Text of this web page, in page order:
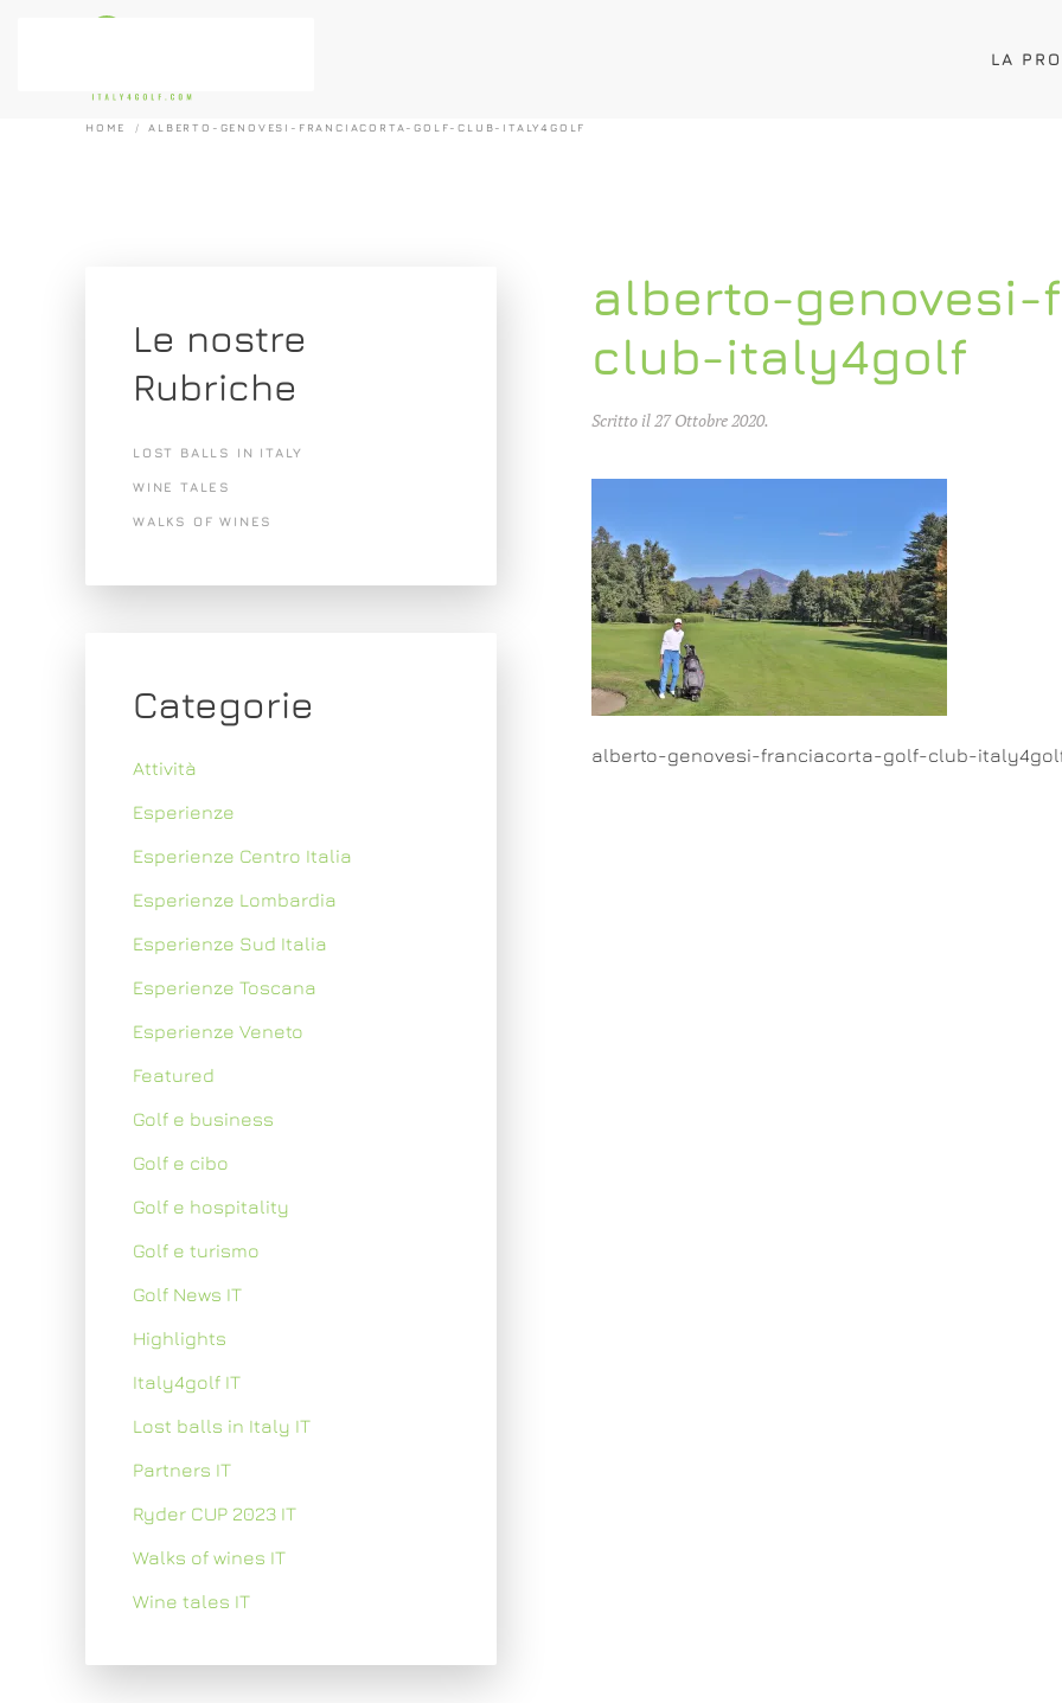
LA
HOME ALBERTO-GENOVESI-FRANCIACORTA-GOLF-CLUB-ITALY4GOLF
alberto-
club-italy4golf
Scritto il27 Ottobre 2020.
alberto-genovesi-franciacorta-golf-club-
Le nostre
Rubriche
LOST BALLS IN ITALY
WINE TALES
WALKS OF WINES
Categorie
Attività
Esperienze
Esperienze Centro Italia
Esperienze Lombardia
Esperienze Sud Italia
Esperienze Toscana
Esperienze Veneto
Featured
Golf e business
Golf e cibo
Golf e hospitality
Golf e turismo
Golf News IT
Highlights
Italy4golf IT
Lost balls in Italy IT
Partners IT
Ryder CUP 2023 IT
Walks of wines IT
Wine tales IT